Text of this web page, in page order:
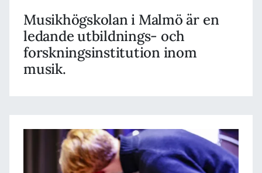
Musikhögskolan i Malmö är en
ledande utbildnings- och
forskningsinstitution inom
musik.